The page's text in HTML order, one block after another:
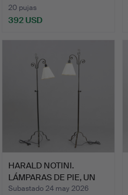
20 pujas
392 USD
HARALD NOTINI.
LÁMPARAS DE PIE, UN
PAR. Hi…
Subastado 24 may 2026